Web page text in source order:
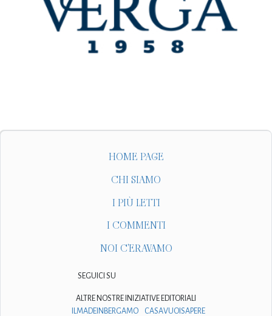
HOME PAGE
CHI SIAMO
I PIÙ LETTI
I COMMENTI
NOI C'ERAVAMO
SEGUICI SU
ALTRE NOSTRE INIZIATIVE EDITORIALI
ILMADEINBERGAMO
CASAVUOISAPERE